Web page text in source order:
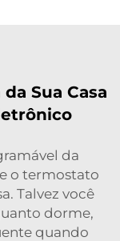
Sua Casa
da
o termostato
Talvez você
dorme,
quando